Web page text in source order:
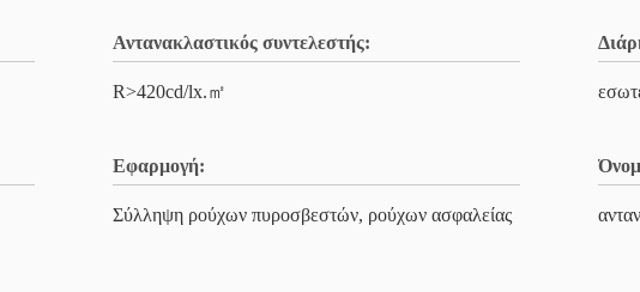
Αντανακλαστικός συντελεστής:
R>420cd/lx.㎡
Εφαρμογή:
Σύλληψη ρούχων πυροσβεστών, ρούχων ασφαλείας